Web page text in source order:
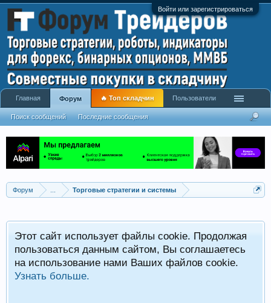
Войти или зарегистрироваться
Форум Торговые стратегии и системы
Этот сайт использует файлы cookie. Продолжая
пользоваться данным сайтом, Вы соглашаетесь
на использование нами Ваших файлов cookie.
Узнать больше.
Главная Форум
Поиск сообщений Последние сообщения
🔥 Топ складчин Пользователи